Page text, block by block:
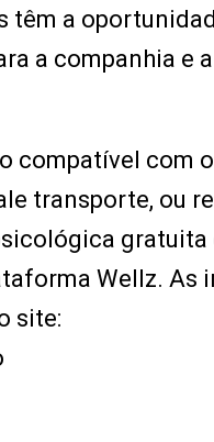
têm a
a companhia e
compatível com
transporte, ou
gratuita
Wellz. As
site: